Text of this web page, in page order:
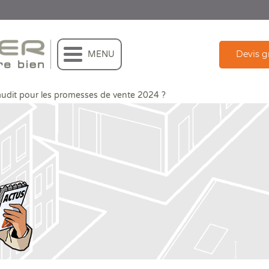
MENU Devis
audit pour les promesses de vente
pour les promesses de vente 2024 ?